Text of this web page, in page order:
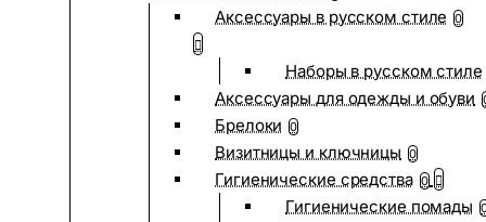
Аксессуары в русском стиле 0
Наборы в русском стиле
Аксессуары для одежды и обуви
Брелоки 0
Визитницы и ключницы 0
Гигиенические средства 0
Гигиенические помады